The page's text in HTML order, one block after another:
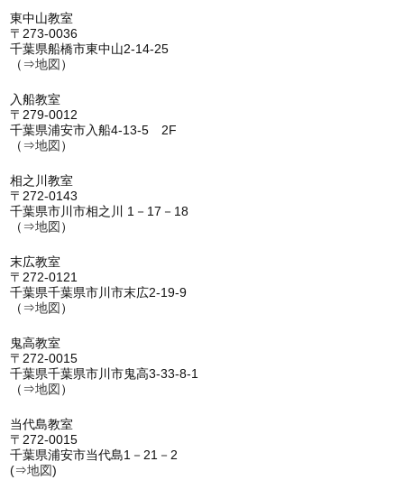
東中山教室
〒273-0036
千葉県船橋市東中山2-14-25
（⇒地図 ）
入船教室
〒279-0012
千葉県浦安市入船4-13-5 2F
（⇒地図 ）
相之川教室
〒272-0143
千葉県市川市相之川 1－17－18
（⇒地図 ）
末広教室
〒272-0121
千葉県千葉県市川市末広2-19-9
（⇒地図 ）
鬼高教室
〒272-0015
千葉県千葉県市川市鬼高3-33-8-1
（⇒地図 ）
当代島教室
〒272-0015
千葉県浦安市当代島1－21－2
(⇒地図)